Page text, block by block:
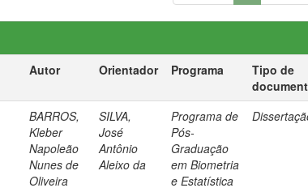
Autor Orientador Programa
Tipo de
BARROS,
Kleber
Napoleão
Nunes de
Oliveira
SILVA,
José
Antônio
Aleixo da
Programa de
Pós-
Graduação
em Biometria
e Estatística